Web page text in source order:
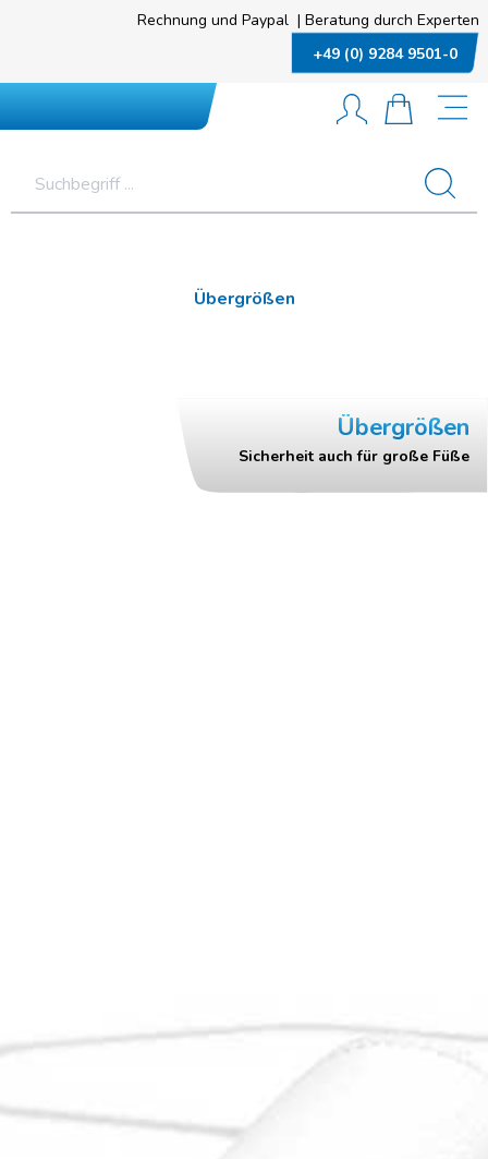
Rechnung und Paypal | Beratung durch Experten
+49 (0) 9284 9501-0
Übergrößen
Übergrößen
Sicherheit auch für große Füße